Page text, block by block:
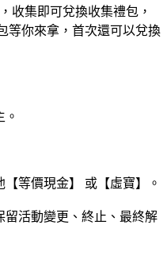
集即可兌換收集禮包，
等你來拿，首次還可以兌換
等價現金】 或【虛寶】。
留活動變更、終止、最終解